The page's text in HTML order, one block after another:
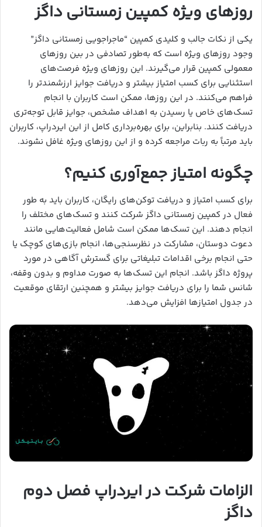
روزهای ویژه کمپین زمستانی داگز
یکی از نکات جالب و کلیدی کمپین “ماجراجویی زمستانی داگز”
وجود روزهای ویژه است که به‌طور تصادفی در بین روزهای
معمولی کمپین قرار می‌گیرند. این روزهای ویژه فرصت‌های
استثنایی برای کسب امتیاز بیشتر و دریافت جوایز ارزشمندتر را
فراهم می‌کنند. در این روزها، ممکن است کاربران با انجام
تسک‌های خاص یا رسیدن به اهداف مشخص، جوایز قابل توجه‌تری
دریافت کنند. بنابراین، برای بهره‌برداری کامل از این ایردراپ، کاربران
باید مرتباً به ربات مراجعه کرده و از این روزهای ویژه غافل نشوند.
چگونه امتیاز جمع‌آوری کنیم؟
برای کسب امتیاز و دریافت توکن‌های رایگان، کاربران باید به طور
فعال در کمپین زمستانی داگز شرکت کنند و تسک‌های مختلف را
انجام دهند. این تسک‌ها ممکن است شامل فعالیت‌هایی مانند
دعوت دوستان، مشارکت در نظرسنجی‌ها، انجام بازی‌های کوچک یا
حتی انجام برخی اقدامات تبلیغاتی برای گسترش آگاهی در مورد
پروژه داگز باشد. انجام این تسک‌ها به صورت مداوم و بدون وقفه،
شانس شما را برای دریافت جوایز بیشتر و همچنین ارتقای موقعیت
در جدول امتیازها افزایش می‌دهد.
الزامات شرکت در ایردراپ فصل دوم
داگز